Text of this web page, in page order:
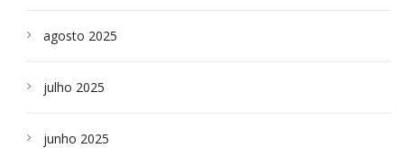
agosto 2025
julho 2025
junho 2025